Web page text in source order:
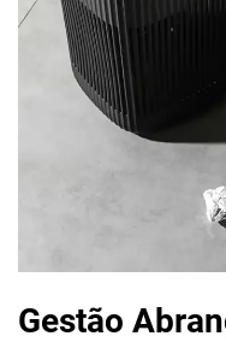
Gestão